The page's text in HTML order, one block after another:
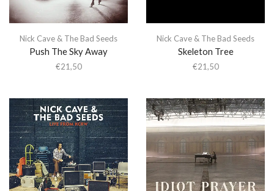
Nick Cave & The Bad Seeds
Push The Sky Away
€21,50
Nick Cave & The Bad Seeds
Skeleton Tree
€21,50